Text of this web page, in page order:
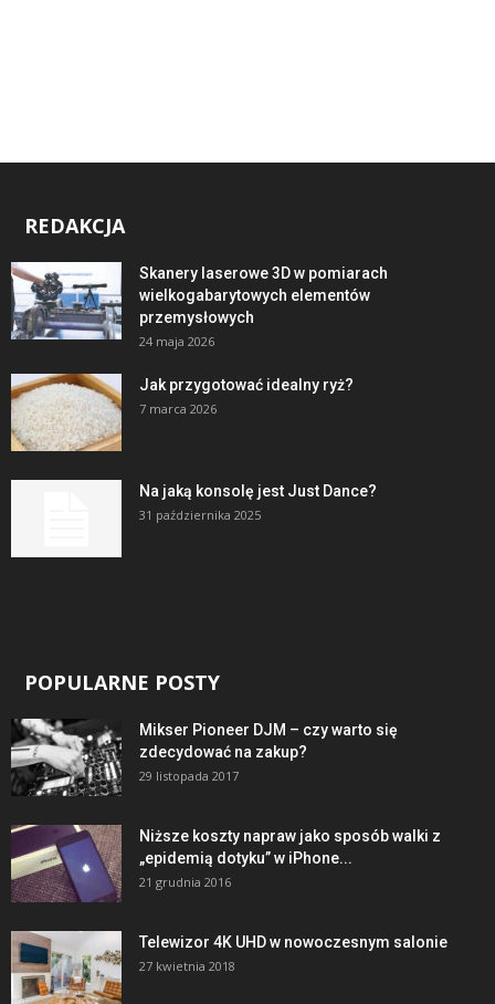
REDAKCJA
Skanery laserowe 3D w pomiarach
wielkogabarytowych elementów
przemysłowych
24 maja 2026
Jak przygotować idealny ryż?
7 marca 2026
Na jaką konsolę jest Just Dance?
31 października 2025
POPULARNE POSTY
Mikser Pioneer DJM – czy warto się
zdecydować na zakup?
29 listopada 2017
Niższe koszty napraw jako sposób walki z
„epidemią dotyku” w iPhone...
21 grudnia 2016
Telewizor 4K UHD w nowoczesnym salonie
27 kwietnia 2018